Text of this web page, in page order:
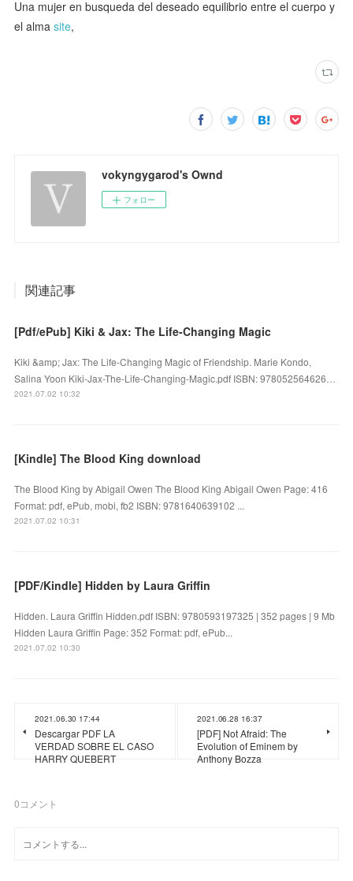
Una mujer en busqueda del deseado equilibrio entre el cuerpo y
el almasite,
vokyngygarod's Ownd
フォロー
関連記事
[Pdf/ePub] Kiki & Jax: The Life-Changing Magic
Kiki &amp; Jax: The Life-Changing Magic of Friendship. Marie Kondo,
Salina Yoon Kiki-Jax-The-Life-Changing-Magic.pdf ISBN: 978052564626…
2021.07.02 10:32
[Kindle] The Blood King download
The Blood King by Abigail Owen The Blood King Abigail Owen Page: 416
Format: pdf, ePub, mobi, fb2 ISBN: 9781640639102 ...
2021.07.02 10:31
[PDF/Kindle] Hidden by Laura Griffin
Hidden. Laura Griffin Hidden.pdf ISBN: 9780593197325 | 352 pages | 9 Mb
Hidden Laura Griffin Page: 352 Format: pdf, ePub...
2021.07.02 10:30
2021.06.30 17:44
Descargar PDF LA
VERDAD SOBRE EL CASO
HARRY QUEBERT
2021.06.28 16:37
[PDF] Not Afraid: The
Evolution of Eminem by
Anthony Bozza
0コメント